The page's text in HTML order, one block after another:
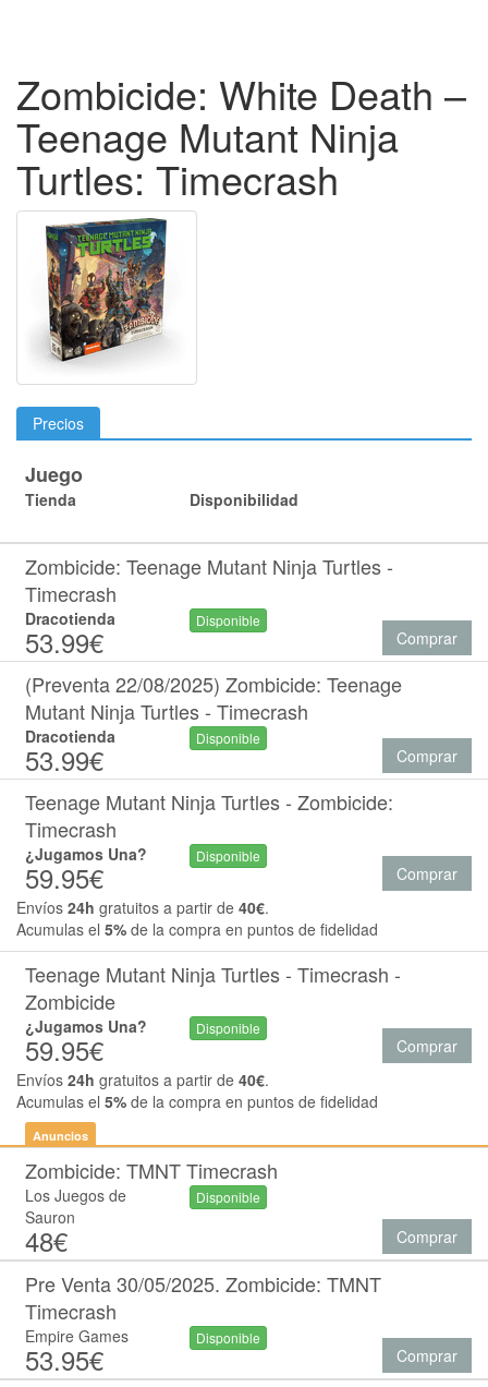
Zombicide: White Death –
Teenage Mutant Ninja
Turtles: Timecrash
Precios
Juego
Tienda Disponibilidad
Zombicide: Teenage Mutant Ninja Turtles -
Timecrash
Dracotienda
53.99€
Disponible
Comprar
(Preventa 22/08/2025) Zombicide: Teenage
Mutant Ninja Turtles - Timecrash
Dracotienda
53.99€
Disponible
Comprar
Teenage Mutant Ninja Turtles - Zombicide:
Timecrash
¿Jugamos Una?
59.95€
Disponible
Comprar
Envíos 24h gratuitos a partir de 40€.
Acumulas el 5% de la compra en puntos de fidelidad
Teenage Mutant Ninja Turtles - Timecrash -
Zombicide
¿Jugamos Una?
59.95€
Disponible
Comprar
Envíos 24h gratuitos a partir de 40€.
Acumulas el 5% de la compra en puntos de fidelidad
Anuncios
Zombicide: TMNT Timecrash
Los Juegos de
Sauron
48€
Disponible
Comprar
Pre Venta 30/05/2025. Zombicide: TMNT
Timecrash
Empire Games
53.95€
Disponible
Comprar